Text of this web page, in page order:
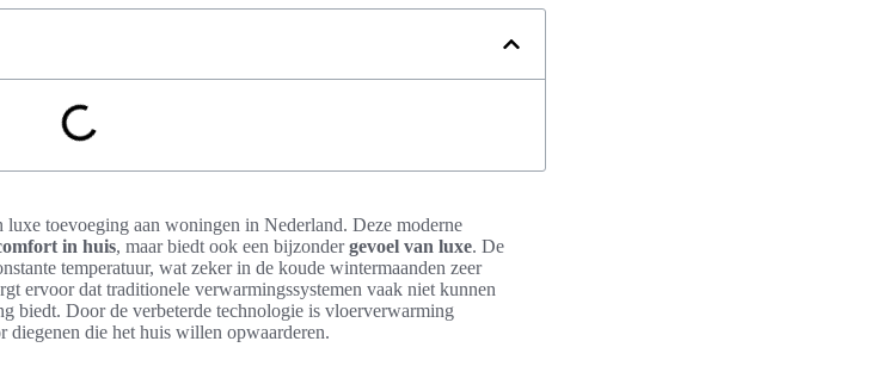
toevoeging aan woningen in Nederland. Deze moderne
in huis, maar biedt ook een bijzondergevoel van luxe. De
temperatuur, wat zeker in de koude wintermaanden zeer
ervoor dat traditionele verwarmingssystemen vaak niet kunnen
biedt. Door de verbeterde technologie is vloerverwarming
die het huis willen opwaarderen.